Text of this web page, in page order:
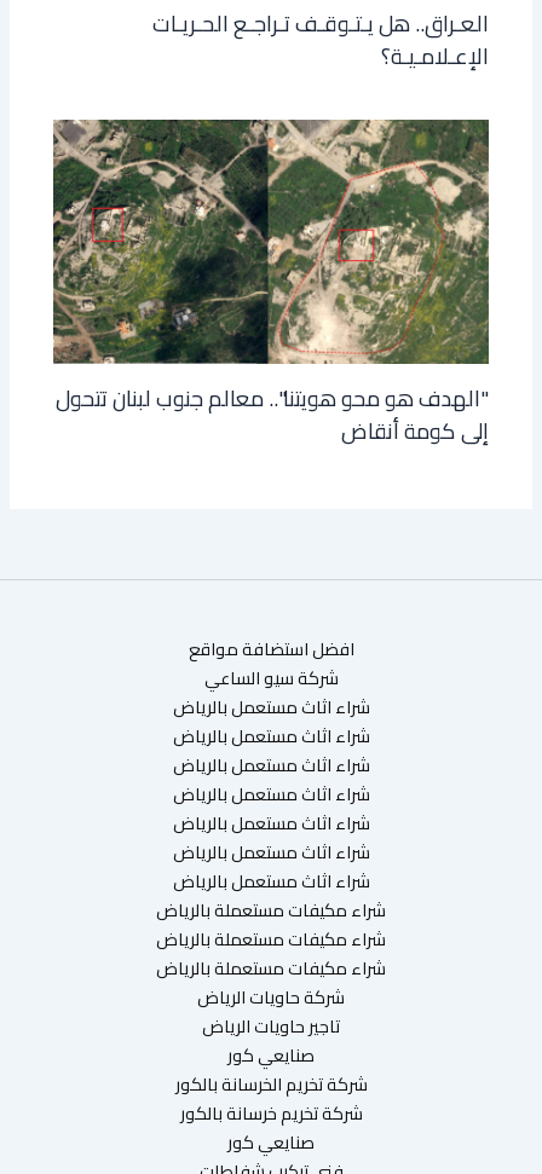
العـراق.. هل يـتـوقـف تـراجـع الحـريـات
الإعـلامـيـة؟
"الهدف هو محو هويتنا".. معالم جنوب لبنان تتحول
إلى كومة أنقاض
افضل استضافة مواقع
شركة سيو الساعي
شراء اثاث مستعمل بالرياض
شراء اثاث مستعمل بالرياض
شراء اثاث مستعمل بالرياض
شراء اثاث مستعمل بالرياض
شراء اثاث مستعمل بالرياض
شراء اثاث مستعمل بالرياض
شراء اثاث مستعمل بالرياض
شراء مكيفات مستعملة بالرياض
شراء مكيفات مستعملة بالرياض
شراء مكيفات مستعملة بالرياض
شركة حاويات الرياض
تاجير حاويات الرياض
صنايعي كور
شركة تخريم الخرسانة بالكور
شركة تخريم خرسانة بالكور
صنايعي كور